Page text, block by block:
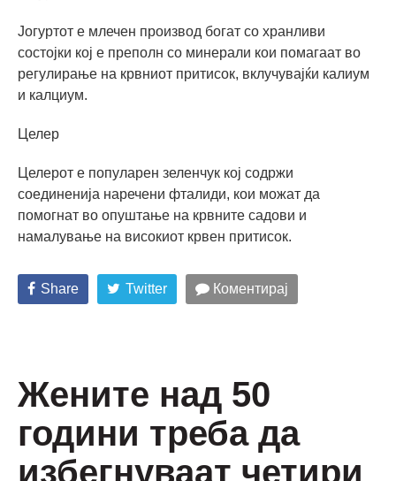
Јогуртот е млечен производ богат со хранливи
состојки кој е преполн со минерали кои помагаат во
регулирање на крвниот притисок, вклучувајќи калиум
и калциум.
Целер
Целерот е популарен зеленчук кој содржи
соединенија наречени фталиди, кои можат да
помогнат во опуштање на крвните садови и
намалување на високиот крвен притисок.
Share Twitter Коментирај
Жените над 50
години треба да
избегнуваат четири